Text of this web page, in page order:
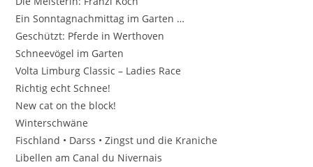
Ein Sonntagnachmittag im Garten …
Geschützt: Pferde in Werthoven
Schneevögel im Garten
Volta Limburg Classic – Ladies Race
Richtig echt Schnee!
New cat on the block!
Winterschwäne
Fischland • Darss • Zingst und die Kraniche
Libellen am Canal du Nivernais